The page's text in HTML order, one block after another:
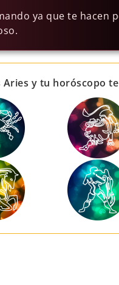
ya que te hacen
Aries y tu horóscopo